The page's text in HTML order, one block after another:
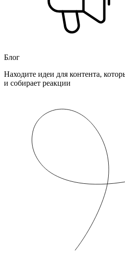
Блог
Находите идеи для контента,
и собирает реакции